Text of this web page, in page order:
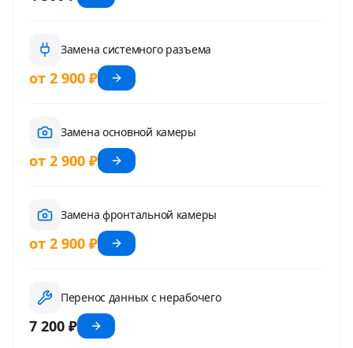
Замена системного разъема
от 2 900 ₽
Замена основной камеры
от 2 900 ₽
Замена фронтальной камеры
от 2 900 ₽
Перенос данных с нерабочего
7 200 ₽